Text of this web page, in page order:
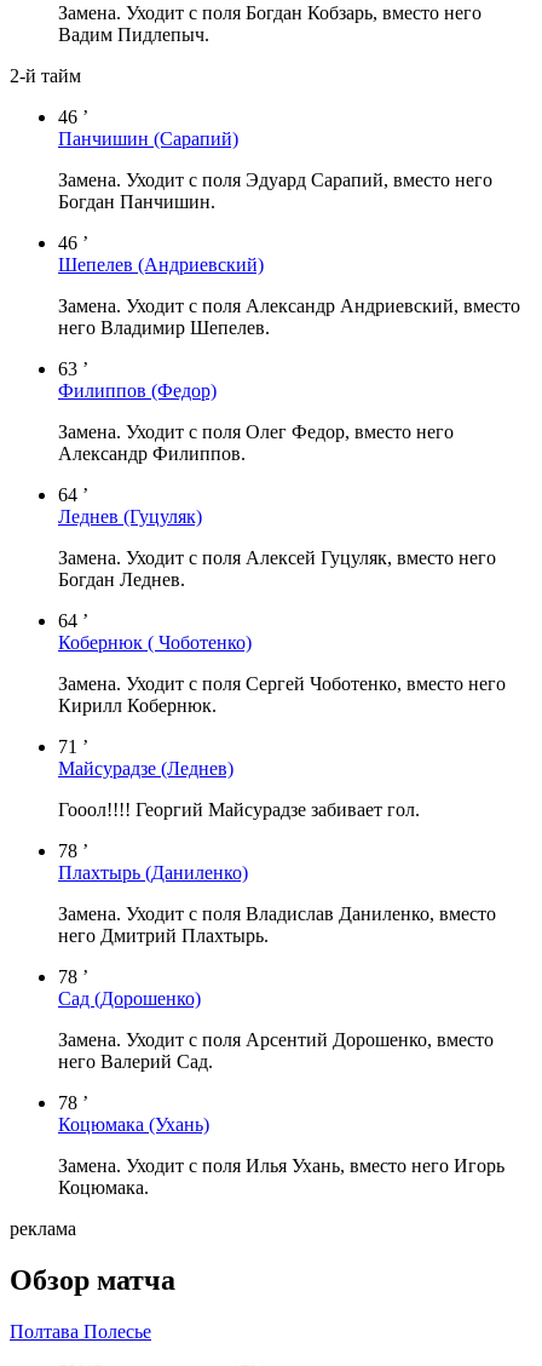
Замена. Уходит с поля Богдан Кобзарь, вместо него
Вадим Пидлепыч.
2-й тайм
46 ’
Панчишин (Сарапий)
Замена. Уходит с поля Эдуард Сарапий, вместо него
Богдан Панчишин.
46 ’
Шепелев (Андриевский)
Замена. Уходит с поля Александр Андриевский, вместо
него Владимир Шепелев.
63 ’
Филиппов (Федор)
Замена. Уходит с поля Олег Федор, вместо него
Александр Филиппов.
64 ’
Леднев (Гуцуляк)
Замена. Уходит с поля Алексей Гуцуляк, вместо него
Богдан Леднев.
64 ’
Кобернюк ( Чоботенко)
Замена. Уходит с поля Сергей Чоботенко, вместо него
Кирилл Кобернюк.
71 ’
Майсурадзе (Леднев)
Гооол!!!! Георгий Майсурадзе забивает гол.
78 ’
Плахтырь (Даниленко)
Замена. Уходит с поля Владислав Даниленко, вместо
него Дмитрий Плахтырь.
78 ’
Сад (Дорошенко)
Замена. Уходит с поля Арсентий Дорошенко, вместо
него Валерий Сад.
78 ’
Коцюмака (Ухань)
Замена. Уходит с поля Илья Ухань, вместо него Игорь
Коцюмака.
реклама
Обзор матча
Полтава Полесье